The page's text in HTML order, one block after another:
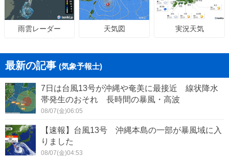
雨雲レーダー 天気図 実況天気
最新の記事 (気象予報士)
7日は台風13号が沖縄や奄美に最接近 線状降水
帯発生のおそれ 長時間の暴風・高波
08/07(金)06:05
【速報】台風13号 沖縄本島の一部が暴風域に入
りました
08/07(金)04:53